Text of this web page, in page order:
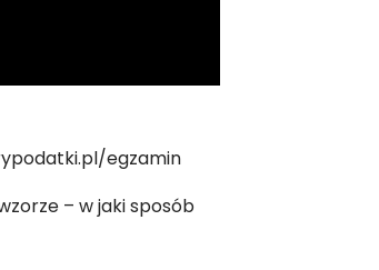
egzamin
– w jaki sposób